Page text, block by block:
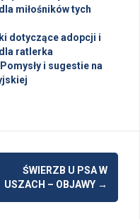
miłośników tych
dotyczące adopcji i
ratlerka
i sugestie na
ŚWIERZB U PSA W
USZACH – OBJAWY →